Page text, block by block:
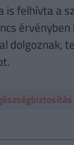
is felhívta a
dolgoznak,